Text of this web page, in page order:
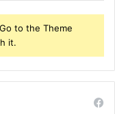
to the Theme
it.